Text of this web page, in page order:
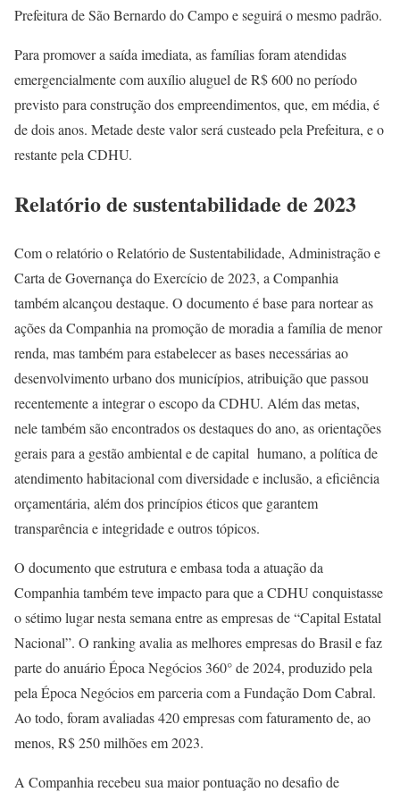
Prefeitura de São Bernardo do Campo e seguirá o mesmo padrão.
Para promover a saída imediata, as famílias foram atendidas
emergencialmente com auxílio aluguel de R$ 600 no período
previsto para construção dos empreendimentos, que, em média, é
de dois anos. Metade deste valor será custeado pela Prefeitura, e o
restante pela CDHU.
Relatório de sustentabilidade de 2023
Com o relatório o Relatório de Sustentabilidade, Administração e
Carta de Governança do Exercício de 2023, a Companhia
também alcançou destaque. O documento é base para nortear as
ações da Companhia na promoção de moradia a família de menor
renda, mas também para estabelecer as bases necessárias ao
desenvolvimento urbano dos municípios, atribuição que passou
recentemente a integrar o escopo da CDHU. Além das metas,
nele também são encontrados os destaques do ano, as orientações
gerais para a gestão ambiental e de capital humano, a política de
atendimento habitacional com diversidade e inclusão, a eficiência
orçamentária, além dos princípios éticos que garantem
transparência e integridade e outros tópicos.
O documento que estrutura e embasa toda a atuação da
Companhia também teve impacto para que a CDHU conquistasse
o sétimo lugar nesta semana entre as empresas de “Capital Estatal
Nacional”. O ranking avalia as melhores empresas do Brasil e faz
parte do anuário Época Negócios 360° de 2024, produzido pela
pela Época Negócios em parceria com a Fundação Dom Cabral.
Ao todo, foram avaliadas 420 empresas com faturamento de, ao
menos, R$ 250 milhões em 2023.
A Companhia recebeu sua maior pontuação no desafio de